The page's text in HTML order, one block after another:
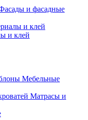
и фасадные
и клей
Мебельные
Матрасы и